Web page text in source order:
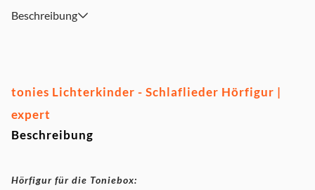
Beschreibung
tonies Lichterkinder - Schlaflieder Hörfigur |
expert
Beschreibung
Hörfigur für die Toniebox: